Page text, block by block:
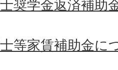
奨学金返済補助
等家賃補助金に